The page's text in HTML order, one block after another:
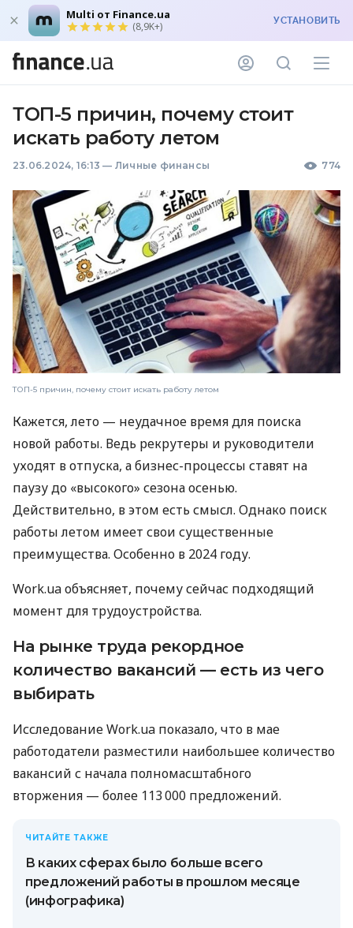
Multi от Finance.ua
(8,9K+) УСТАНОВИТЬ
ТОП-5 причин, почему стоит
искать работу летом
23.06.2024, 16:13 — Личные финансы 774
ТОП-5 причин, почему стоит искать работу летом
Кажется, лето — неудачное время для поиска
новой работы. Ведь рекрутеры и руководители
уходят в отпуска, а бизнес-процессы ставят на
паузу до «высокого» сезона осенью.
Действительно, в этом есть смысл. Однако поиск
работы летом имеет свои существенные
преимущества. Особенно в 2024 году.
Work.ua объясняет, почему сейчас подходящий
момент для трудоустройства.
На рынке труда рекордное
количество вакансий — есть из чего
выбирать
Исследование Work.ua показало, что в мае
работодатели разместили наибольшее количество
вакансий с начала полномасштабного
вторжения — более 113 000 предложений.
ЧИТАЙТЕ ТАКЖЕ
В каких сферах было больше всего
предложений работы в прошлом месяце
(инфографика)